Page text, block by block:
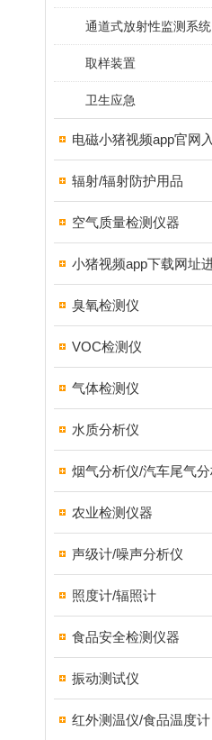
通道式放射性监测系统
取样装置
卫生应急
辐射/辐射防护用品
空气质量检测仪器
臭氧检测仪
VOC检测仪
气体检测仪
水质分析仪
农业检测仪器
声级计/噪声分析仪
照度计/辐照计
食品安全检测仪器
振动测试仪
红外测温仪/食品温度计